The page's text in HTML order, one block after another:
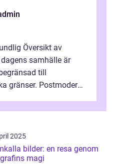
Översikt av
samhälle är
till
gränser. Postmodern
2025
bilder: en resa genom
magi